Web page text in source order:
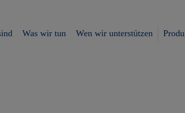
Was wir tun Wen wir unterstützen